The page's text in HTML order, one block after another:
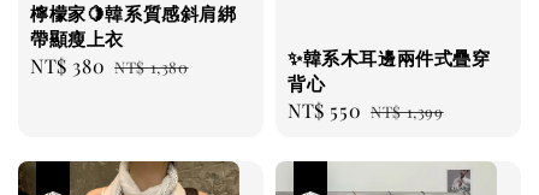
檸檬家🍋韓系質感斜肩綁
帶顯瘦上衣
Sale
NT$ 380 Regular
NT$ 1,380
✨韓系木耳邊兩件式疊穿
背心
Sale
NT$ 550 Regular
NT$ 1,399